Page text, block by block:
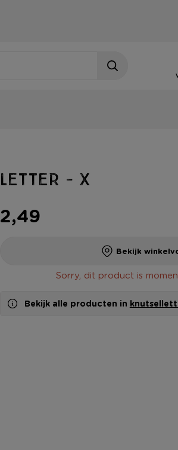
Letter - X
2,49
Bekijk
Sorry, dit product is
Bekijk alle producten in